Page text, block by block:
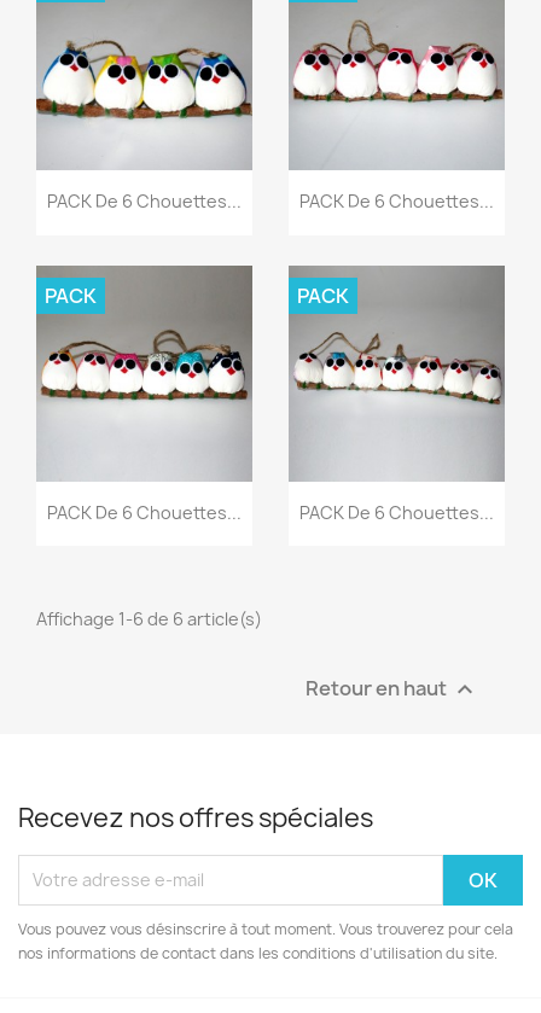
PACK De 6 Chouettes... PACK De 6 Chouettes...
PACK De 6 Chouettes...
PACK
PACK De 6 Chouettes...
PACK
Affichage 1-6 de 6 article(s)
Retour en haut 
Recevez nos offres spéciales
Vous pouvez vous désinscrire à tout moment. Vous trouverez pour cela
nos informations de contact dans les conditions d'utilisation du site.